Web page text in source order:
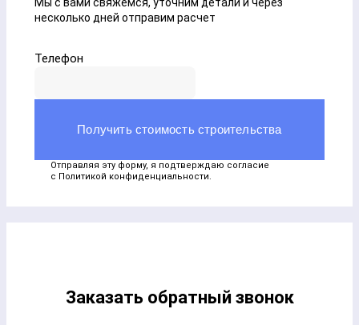
Мы с вами свяжемся, уточним детали и через
несколько дней отправим расчет
Телефон
Получить стоимость строительства
Отправляя эту форму, я подтверждаю согласие
с Политикой конфиденциальности.
Заказать обратный звонок